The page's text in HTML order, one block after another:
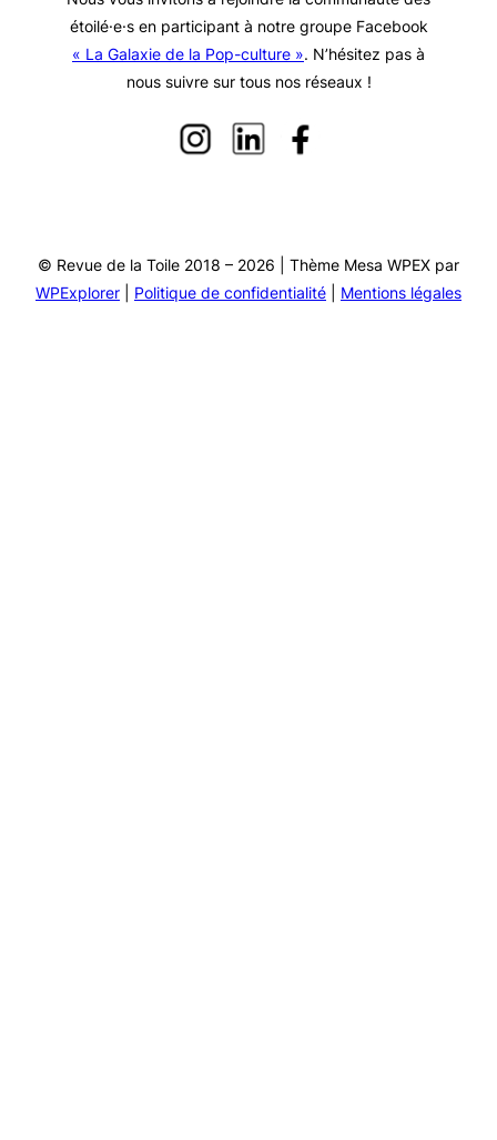
étoilé·e·s en participant à notre groupe Facebook
« La Galaxie de la Pop-culture ». N’hésitez pas à
nous suivre sur tous nos réseaux !
© Revue de la Toile 2018 – 2026 | Thème Mesa WPEX par
WPExplorer
Politique de confidentialité Mentions légales